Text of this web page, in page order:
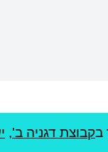
בקבוצת דגניה ב',